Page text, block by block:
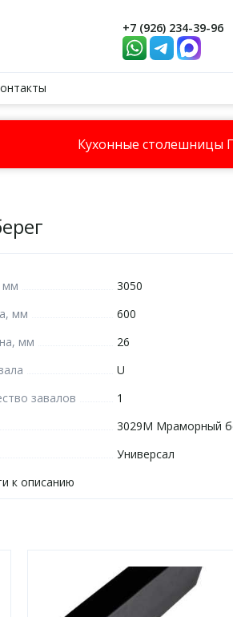
+7 (926) 234-39-96
Кухонные столешницы
мм
3050
мм
600
мм
26
U
завалов
1
3029М Мраморный
Универсал
к описанию